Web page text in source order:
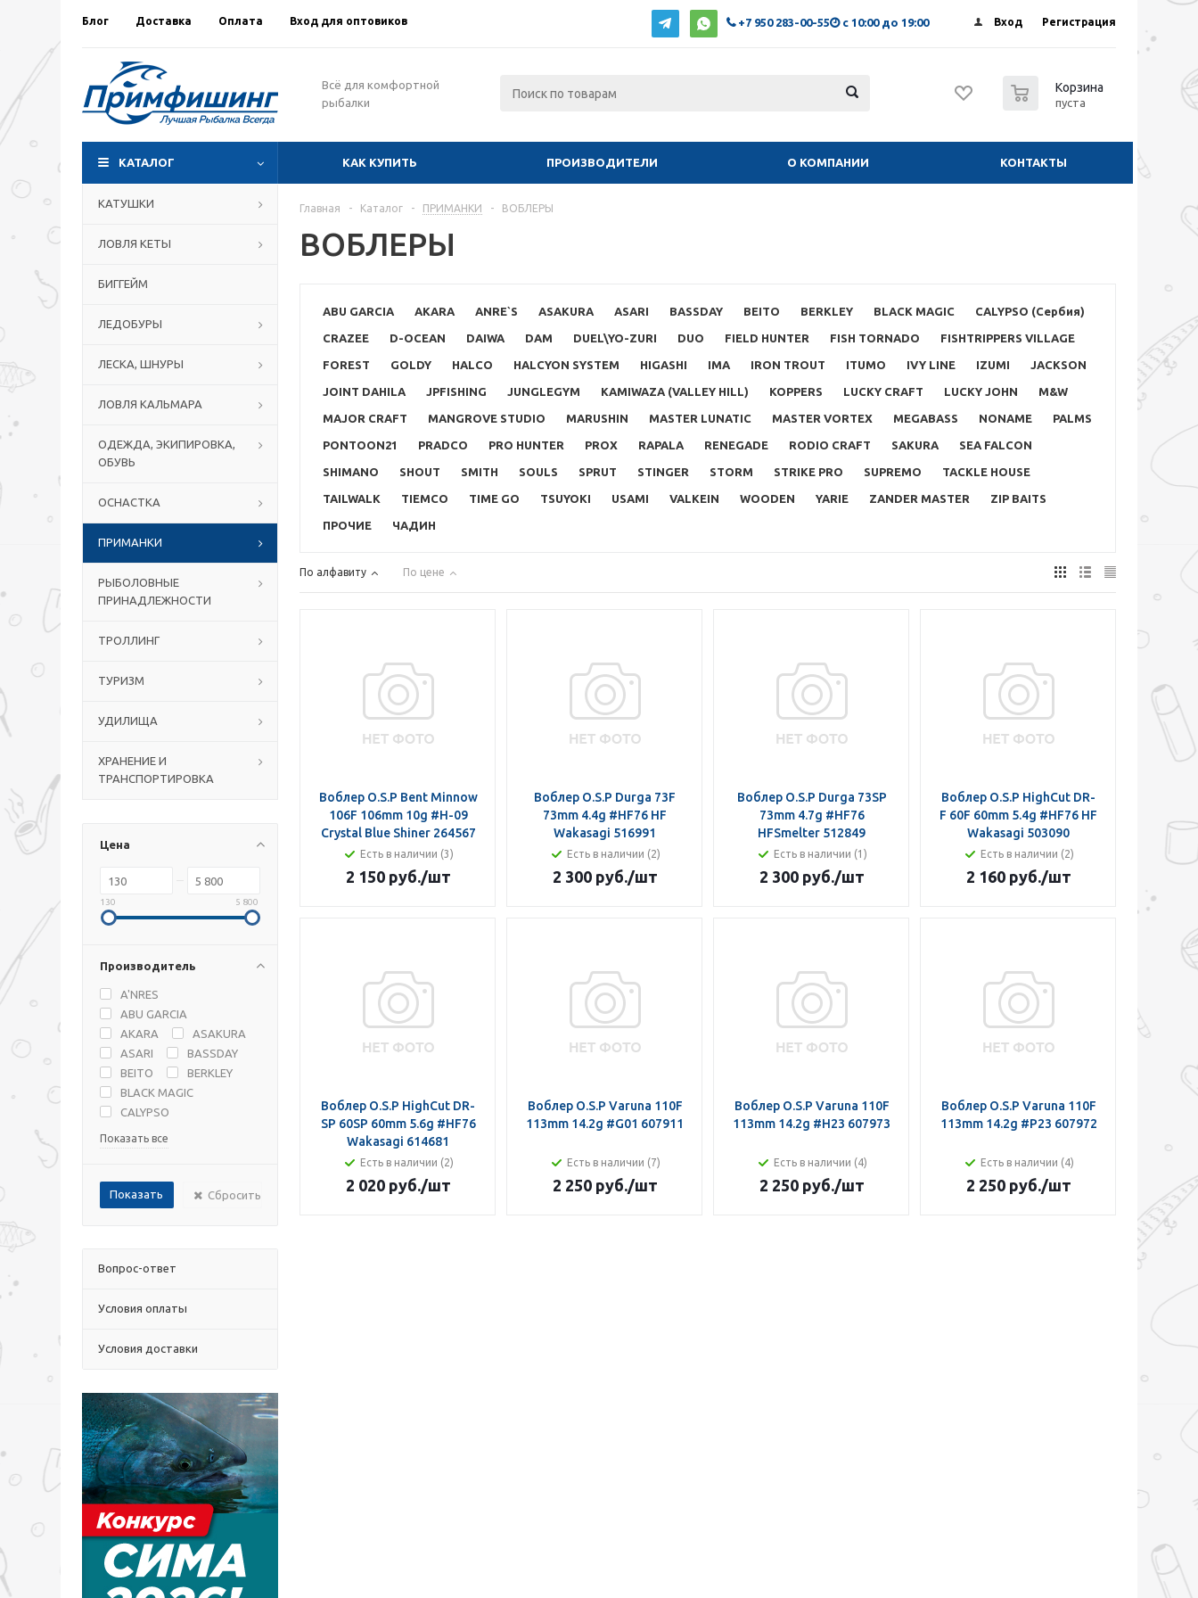
Блог Доставка Оплата Вход для оптовиков Вход Регистрация
+7 950 283-00-55 с 10:00 до 19:00
Всё для комфортной
рыбалки
Корзина
пуста
КАТАЛОГ КАК КУПИТЬ ПРОИЗВОДИТЕЛИ О КОМПАНИИ КОНТАКТЫ
КАТУШКИ
ЛОВЛЯ КЕТЫ
БИГГЕЙМ
ЛЕДОБУРЫ
ЛЕСКА, ШНУРЫ
ЛОВЛЯ КАЛЬМАРА
ОДЕЖДА, ЭКИПИРОВКА,
ОБУВЬ
ОСНАСТКА
ПРИМАНКИ
РЫБОЛОВНЫЕ
ПРИНАДЛЕЖНОСТИ
ТРОЛЛИНГ
ТУРИЗМ
УДИЛИЩА
ХРАНЕНИЕ И
ТРАНСПОРТИРОВКА
Цена
130 5 800
Производитель
A'NRES
ABU GARCIA
AKARA
ASAKURA
ASARI
BASSDAY
BEITO
BERKLEY
BLACK MAGIC
CALYPSO
Показать все
Сбросить
Вопрос-ответ
Условия оплаты
Условия доставки
Главная - Каталог - ПРИМАНКИ - ВОБЛЕРЫ
ВОБЛЕРЫ
ABU GARCIA AKARA ANRE`S ASAKURA ASARI BASSDAY BEITO BERKLEY BLACK MAGIC CALYPSO (Сербия)
CRAZEE D-OCEAN DAIWA DAM DUEL\YO-ZURI DUO FIELD HUNTER FISH TORNADO FISHTRIPPERS VILLAGE
FOREST GOLDY HALCO HALCYON SYSTEM HIGASHI IMA IRON TROUT ITUMO IVY LINE IZUMI JACKSON
JOINT DAHILA JPFISHING JUNGLEGYM KAMIWAZA (VALLEY HILL) KOPPERS LUCKY CRAFT LUCKY JOHN M&W
MAJOR CRAFT MANGROVE STUDIO MARUSHIN MASTER LUNATIC MASTER VORTEX MEGABASS NONAME PALMS
PONTOON21 PRADCO PRO HUNTER PROX RAPALA RENEGADE RODIO CRAFT SAKURA SEA FALCON
SHIMANO SHOUT SMITH SOULS SPRUT STINGER STORM STRIKE PRO SUPREMO TACKLE HOUSE
TAILWALK TIEMCO TIME GO TSUYOKI USAMI VALKEIN WOODEN YARIE ZANDER MASTER ZIP BAITS
ПРОЧИЕ ЧАДИН
По алфавиту По цене
Воблер O.S.P Bent Minnow
106F 106mm 10g #H-09
Crystal Blue Shiner 264567
Есть в наличии (3)
2 150 руб./шт
Воблер O.S.P Durga 73F
73mm 4.4g #HF76 HF
Wakasagi 516991
Есть в наличии (2)
2 300 руб./шт
Воблер O.S.P Durga 73SP
73mm 4.7g #HF76
HFSmelter 512849
Есть в наличии (1)
2 300 руб./шт
Воблер O.S.P HighCut DR-
F 60F 60mm 5.4g #HF76 HF
Wakasagi 503090
Есть в наличии (2)
2 160 руб./шт
Воблер O.S.P HighCut DR-
SP 60SP 60mm 5.6g #HF76
Wakasagi 614681
Есть в наличии (2)
2 020 руб./шт
Воблер O.S.P Varuna 110F
113mm 14.2g #G01 607911
Есть в наличии (7)
2 250 руб./шт
Воблер O.S.P Varuna 110F
113mm 14.2g #H23 607973
Есть в наличии (4)
2 250 руб./шт
Воблер O.S.P Varuna 110F
113mm 14.2g #P23 607972
Есть в наличии (4)
2 250 руб./шт